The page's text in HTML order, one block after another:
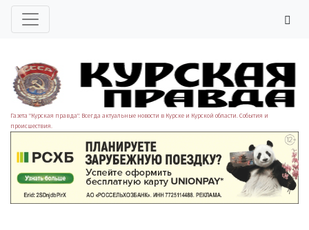
Газета "Курская правда". Всегда актуальные новости в Курске и Курской области. События и
происшествия.